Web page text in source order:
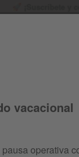
vacacional
operativa
¡Suscríbete